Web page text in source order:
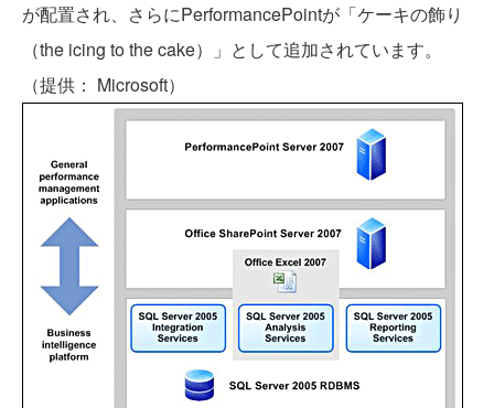
が配置され、さらにPerformancePointが「ケーキの飾り
（the icing to the cake）」として追加されています。
（提供： Microsoft）